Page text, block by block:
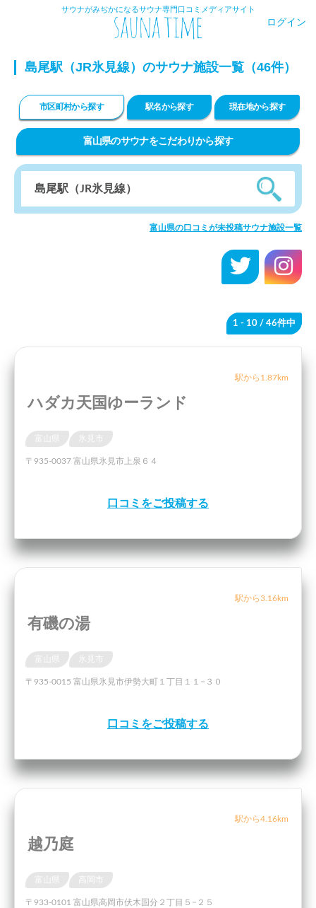
サウナがみぢかになるサウナ専門口コミメディアサイト
ログイン
島尾駅（JR氷見線）のサウナ施設一覧（46件）
市区町村から探す 駅名から探す 現在地から探す
富山県のサウナをこだわりから探す
富山県の口コミが未投稿サウナ施設一覧
1 - 10 / 46件中
駅から1.87km
ハダカ天国ゆーランド
〒935-0037 富山県氷見市上泉６４
口コミをご投稿する
駅から3.16km
有磯の湯
〒935-0015 富山県氷見市伊勢大町１丁目１１−３０
口コミをご投稿する
駅から4.16km
越乃庭
〒933-0101 富山県高岡市伏木国分２丁目５−２５